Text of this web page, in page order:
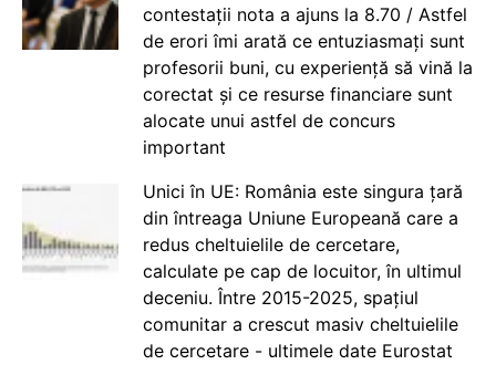
contestații nota a ajuns la 8.70 / Astfel
de erori îmi arată ce entuziasmați sunt
profesorii buni, cu experiență să vină la
corectat și ce resurse financiare sunt
alocate unui astfel de concurs
important
Unici în UE: România este singura țară
din întreaga Uniune Europeană care a
redus cheltuielile de cercetare,
calculate pe cap de locuitor, în ultimul
deceniu. Între 2015-2025, spațiul
comunitar a crescut masiv cheltuielile
de cercetare - ultimele date Eurostat